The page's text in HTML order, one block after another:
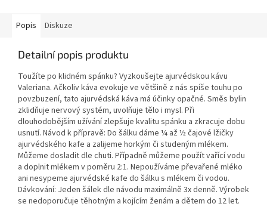
Popis Diskuze
Detailní popis produktu
Toužíte po klidném spánku? Vyzkoušejte ajurvédskou kávu
Valeriana. Ačkoliv káva evokuje ve většině z nás spíše touhu po
povzbuzení, tato ajurvédská káva má účinky opačné. Směs bylin
zklidňuje nervový systém, uvolňuje tělo i mysl. Při
dlouhodobějším užívání zlepšuje kvalitu spánku a zkracuje dobu
usnutí. Návod k přípravě: Do šálku dáme ¼ až ½ čajové lžičky
ajurvédského kafe a zalijeme horkým či studeným mlékem.
Můžeme dosladit dle chuti. Případně můžeme použít vařící vodu
a doplnit mlékem v poměru 2:1. Nepoužíváme převařené mléko
ani nesypeme ajurvédské kafe do šálku s mlékem či vodou.
Dávkování: Jeden šálek dle návodu maximálně 3x denně. Výrobek
se nedoporučuje těhotným a kojícím ženám a dětem do 12 let.